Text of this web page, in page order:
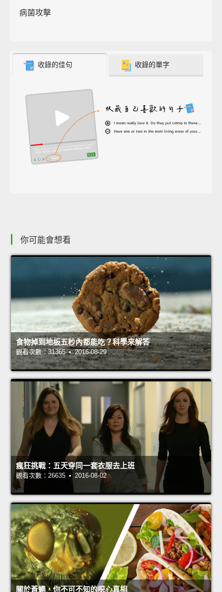
病菌攻擊
收錄的佳句 收錄的單字
你可能會想看
食物掉到地板五秒內都能吃？科學來解答
觀看次數：31365 • 2016-08-29
瘋狂挑戰：五天穿同一套衣服去上班
觀看次數：26635 • 2016-08-02
關於蒼蠅，你不可不知的噁心真相